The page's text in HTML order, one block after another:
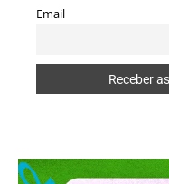
Email